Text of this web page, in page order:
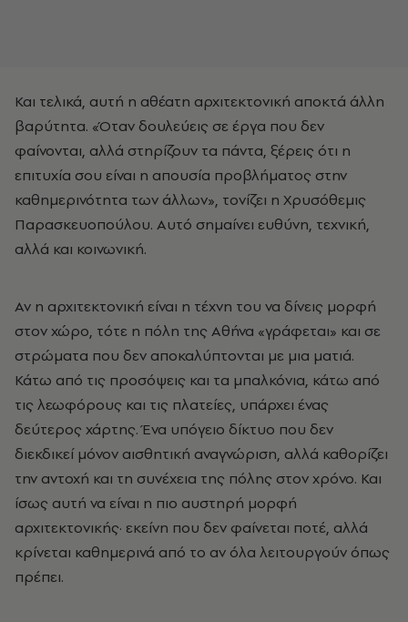
Και τελικά, αυτή η αθέατη αρχιτεκτονική αποκτά άλλη
βαρύτητα. «Όταν δουλεύεις σε έργα που δεν
φαίνονται, αλλά στηρίζουν τα πάντα, ξέρεις ότι η
επιτυχία σου είναι η απουσία προβλήματος στην
καθημερινότητα των άλλων», τονίζει η Χρυσόθεμις
Παρασκευοπούλου. Αυτό σημαίνει ευθύνη, τεχνική,
αλλά και κοινωνική.
Αν η αρχιτεκτονική είναι η τέχνη του να δίνεις μορφή
στον χώρο, τότε η πόλη της Αθήνα «γράφεται» και σε
στρώματα που δεν αποκαλύπτονται με μια ματιά.
Κάτω από τις προσόψεις και τα μπαλκόνια, κάτω από
τις λεωφόρους και τις πλατείες, υπάρχει ένας
δεύτερος χάρτης. Ένα υπόγειο δίκτυο που δεν
διεκδικεί μόνον αισθητική αναγνώριση, αλλά καθορίζει
την αντοχή και τη συνέχεια της πόλης στον χρόνο. Και
ίσως αυτή να είναι η πιο αυστηρή μορφή
αρχιτεκτονικής· εκείνη που δεν φαίνεται ποτέ, αλλά
κρίνεται καθημερινά από το αν όλα λειτουργούν όπως
πρέπει.